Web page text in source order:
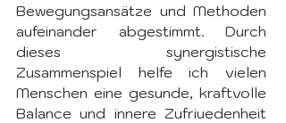
Bewegungsansätze und Methoden
aufeinander abgestimmt. Durch
dieses synergistische
Zusammenspiel helfe ich vielen
Menschen eine gesunde, kraftvolle
Balance und innere Zufriuedenheit